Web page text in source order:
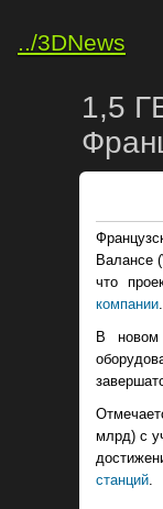
../3DNews
1,5
Валансе
что
компании.
В новом
млрд) с
станций.